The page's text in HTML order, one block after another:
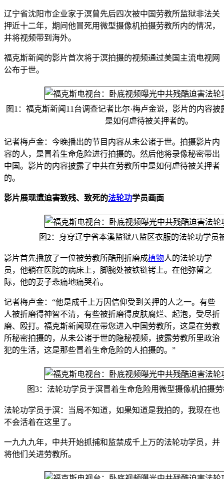
辽宁省沈阳市企业家于溟曾先后四次被中国劳教所监狱非法关
押近十二年，期间他冒死用微型摄像机拍摄劳教所内的情况，
并将视频带到海外。
福克斯新闻的影片首次将于溟拍摄的视频通过美国主流电视网
公布于世。
图1：福克斯新闻11台调查记者比尔·梅卢金说，影片的内容
是如何虐待被关押者的。
记者梅卢金：今晚播出的节目内容从未公诸于世。拍摄影片内
容的人，是冒着生命危险进行拍摄的。然后他将录像秘密带出
中国。影片的内容披露了中共在劳教所中是如何虐待被关押者
的。
影片展现遭迫害致残、致死的法轮功学员画面
图2：身穿辽宁省本溪监狱八监区衣服的法轮功学员
影片首先播放了一位被劳教所酷刑折磨成植物人的法轮功学
员，他躺在医院的病床上，脚腕处被铁链铐上。在他弥留之
际，他的妻子悲痛地痛哭着。
记者梅卢金：“他是成千上万因信仰受到关押的人之一。有些
人被折磨得神智不清，有些被折磨得皮肤腐烂、起泡，受尽折
磨、殴打。福克斯新闻现在带您进入中国劳教所，这是在劳教
所秘密拍摄的，从未公诸于世的隐秘视频，披露劳教所里政治
犯的生活，这是那些冒着生命危险的人拍摄的。”
图3：法轮功学员于溟冒着生命危险用微型摄像机拍摄
法轮功学员于溟：当局不知道，如果知道是我拍的，我现在也
不会活着在这里了。
一九九九年，中共开始抓捕和监禁成千上万的法轮功学员，并
将他们关进劳教所。